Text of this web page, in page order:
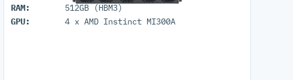
RAM:
512GB (HBM3)
GPU:
4 x AMD Instinct MI300A